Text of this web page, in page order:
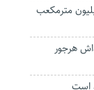
در گلستان به بیش از ۱۶ میلیون مترمکعب
هرجور